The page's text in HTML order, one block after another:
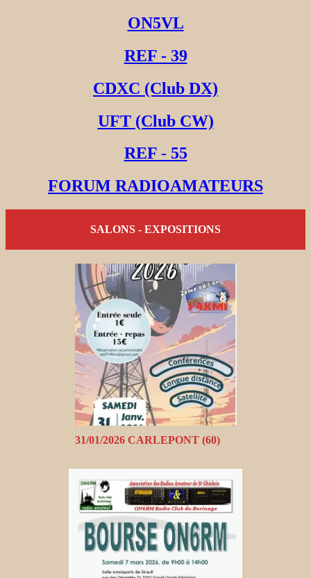
ON5VL
REF - 39
CDXC (Club DX)
UFT (Club CW)
REF - 55
FORUM RADIOAMATEURS
SALONS - EXPOSITIONS
31/01/2026 CARLEPONT (60)